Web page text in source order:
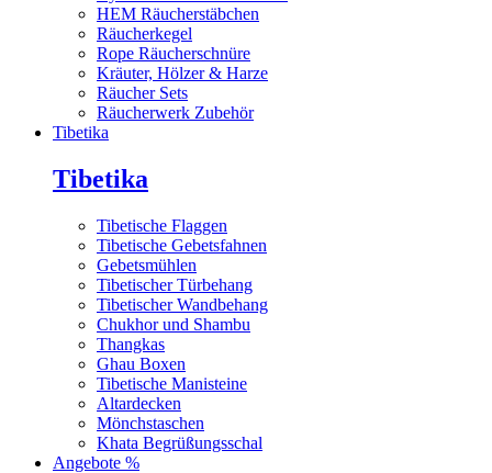
HEM Räucherstäbchen
Räucherkegel
Rope Räucherschnüre
Kräuter, Hölzer & Harze
Räucher Sets
Räucherwerk Zubehör
Tibetika
Tibetika
Tibetische Flaggen
Tibetische Gebetsfahnen
Gebetsmühlen
Tibetischer Türbehang
Tibetischer Wandbehang
Chukhor und Shambu
Thangkas
Ghau Boxen
Tibetische Manisteine
Altardecken
Mönchstaschen
Khata Begrüßungsschal
Angebote %